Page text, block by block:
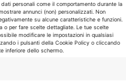
personali come il comportamento durante la
annunci (non) personalizzati. Non
su alcune caratteristiche e funzioni.
o per fare scelte dettagliate. Le tue scelte
modificare le impostazioni in qualsiasi
i pulsanti della Cookie Policy o cliccando
inferiore dello schermo.
💎
Extra